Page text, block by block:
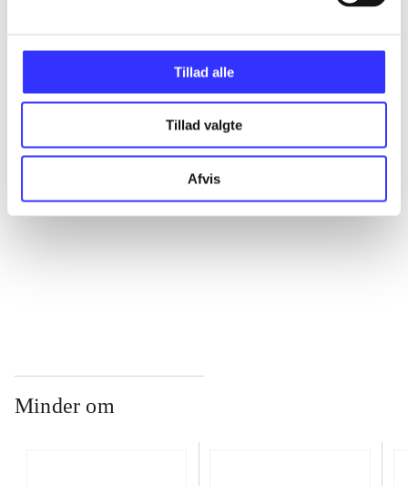
Tillad alle
Tillad valgte
Afvis
...
...
Minder om